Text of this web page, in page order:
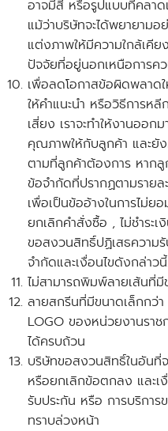
อาจมีสี หรือรูปแบบที่คลา
แม้ว่าบริษัทจะได้พยายามอ
แต่งภาพให้มีความใกล้เคี
ปัจจัยที่อยู่นอกเหนือการค
เพื่อลดโอกาสข้อผิดพลาด
ให้คำแนะนำ หรือวิธีการห
เสี่ยง เราจะทำให้งานออ
คุณภาพให้กับลูกค้า และยั
ตามที่ลูกค้าต้องการ หากลู
ข้อจำกัดที่ปรากฏตามรายล
เพื่อเป็นข้ออ้างในการไม่
ยกเลิกคำสั่งซื้อ , ไม่ชำระ
ขอสงวนสิทธิ์ปฏิเสธความ
จำกัดและเงื่อนไขดังกล่าวนี้.
ไม่สามารถพิมพ์ลายเส้นที่
ลายสกรีนที่มีขนาดเล็กกว่
LOGO ของหน่วยงานราช
ได้ครบถ้วน
บริษัทขอสงวนสิทธิ์ในอันที่
หรือยกเลิกข้อตกลง และ
รับประกัน หรือ การบริกา
ทราบล่วงหน้า